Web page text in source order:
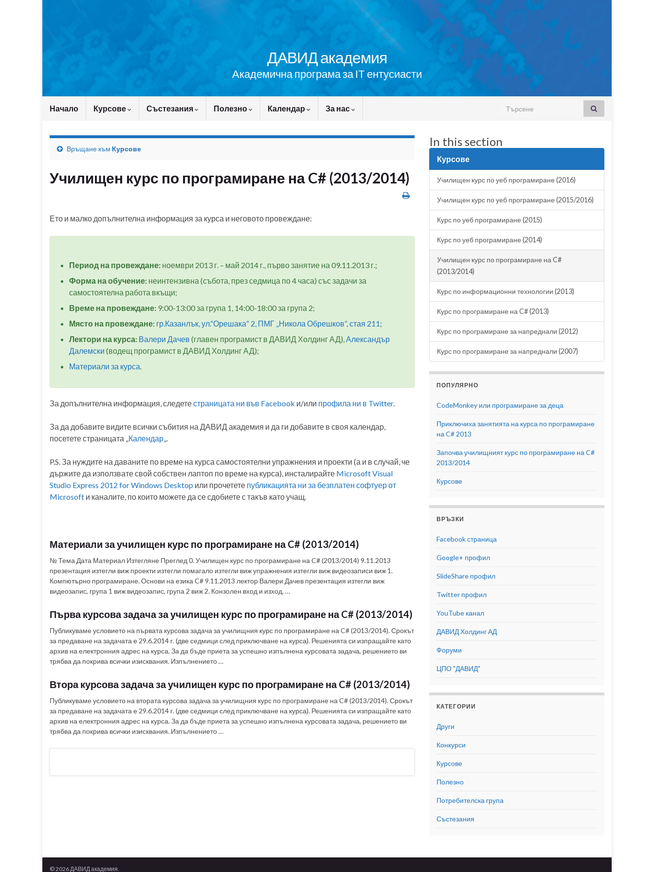
ДАВИД академия
Академична програма за IT ентусиасти
Начало Курсове Състезания Полезно Календар За нас Search for:
Връщане към Курсове
Училищен курс по програмиране на C# (2013/2014)
Ето и малко допълнителна информация за курса и неговото провеждане:
Период на провеждане: ноември 2013 г. – май 2014 г., първо занятие на 09.11.2013 г.;
Форма на обучение: неинтензивна (събота, през седмица по 4 часа) със задачи за
самостоятелна работа вкъщи;
Време на провеждане: 9:00-13:00 за група 1, 14:00-18:00 за група 2;
Място на провеждане: гр.Казанлък, ул.“Орешака“ 2, ПМГ „Никола Обрешков“, стая 211;
Лектори на курса: Валери Дачев (главен програмист в ДАВИД Холдинг АД),Александър
Далемски (водещ програмист в ДАВИД Холдинг АД);
Материали за курса.
За допълнителна информация, следетестраницата ни във Facebook и/или профила ни в Twitter.
За да добавите видите всички събития на ДАВИД академия и да ги добавите в своя календар,
посетете страницата „Календар„.
P.S. За нуждите на даваните по време на курса самостоятелни упражнения и проекти (а и в случай, че
държите да използвате свой собствен лаптоп по време на курса), инсталирайте Microsoft Visual
Studio Express 2012 for Windows Desktop или прочетете публикацията ни за безплатен софтуер от
Microsoft и каналите, по които можете да се сдобиете с такъв като учащ.
Материали за училищен курс по програмиране на C# (2013/2014)
№ Тема Дата Материал Изтегляне Преглед 0. Училищен курс по програмиране на C# (2013/2014) 9.11.2013
презентация изтегли виж проекти изтегли помагало изтегли виж упражнения изтегли виж видеозаписи виж 1.
Компютърно програмиране. Основи на езика C# 9.11.2013 лектор Валери Дачев презентация изтегли виж
видеозапис, група 1 виж видеозапис, група 2 виж 2. Конзолен вход и изход. …
Първа курсова задача за училищен курс по програмиране на C# (2013/2014)
Публикуваме условието на първата курсова задача за училищния курс по програмиране на C# (2013/2014). Срокът
за предаване на задачата е 29.6.2014 г. (две седмици след приключване на курса). Решенията си изпращайте като
архив на електронния адрес на курса. За да бъде приета за успешно изпълнена курсовата задача, решението ви
трябва да покрива всички изисквания. Изпълнението …
Втора курсова задача за училищен курс по програмиране на C# (2013/2014)
Публикуваме условието на втората курсова задача за училищния курс по програмиране на C# (2013/2014). Срокът
за предаване на задачата е 29.6.2014 г. (две седмици след приключване на курса). Решенията си изпращайте като
архив на електронния адрес на курса. За да бъде приета за успешно изпълнена курсовата задача, решението ви
трябва да покрива всички изисквания. Изпълнението …
In this section
Курсове
Училищен курс по уеб програмиране (2016)
Училищен курс по уеб програмиране (2015/2016)
Курс по уеб програмиране (2015)
Курс по уеб програмиране (2014)
Училищен курс по програмиране на C#
(2013/2014)
Курс по информационни технологии (2013)
Курс по програмиране на C# (2013)
Курс по програмиране за напреднали (2012)
Курс по програмиране за напреднали (2007)
ПОПУЛЯРНО
CodeMonkey или програмиране за деца
Приключиха занятията на курса по програмиране
на C# 2013
Започва училищният курс по програмиране на C#
2013/2014
Курсове
ВРЪЗКИ
Facebook страница
Google+ профил
SlideShare профил
Twitter профил
YouTube канал
ДАВИД Холдинг АД
Форуми
ЦПО "ДАВИД"
КАТЕГОРИИ
Други
Конкурси
Курсове
Полезно
Потребителска група
Състезания
© 2026 ДАВИД академия.